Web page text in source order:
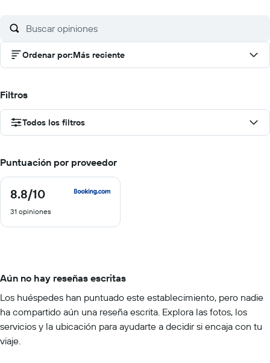
Ordenar por:Más reciente
Filtros
Todos los filtros
Puntuación por proveedor
8.8/10
8.8
10
31 opiniones
Aún no hay reseñas escritas
Los huéspedes han puntuado este establecimiento, pero nadie
ha compartido aún una reseña escrita. Explora las fotos, los
servicios y la ubicación para ayudarte a decidir si encaja con tu
viaje.